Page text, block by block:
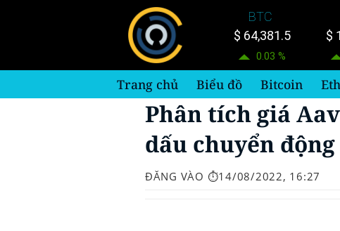
BTC
$ 64,381.5
0.03 %
$
Trang chủ Biểu đồ Bitcoin
Phân tích giá
dấu chuyển
ĐĂNG VÀO ⏱️14/08/2022, 16:27